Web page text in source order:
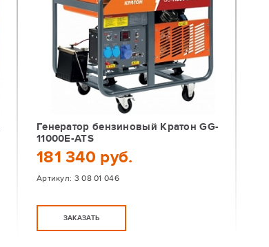
Генератор бензиновый Кратон GG-
11000E-ATS
181 340 руб.
Артикул: 3 08 01 046
ЗАКАЗАТЬ